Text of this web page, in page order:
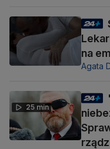
na
Agata
25 min